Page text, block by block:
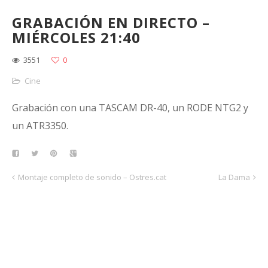
GRABACIÓN EN DIRECTO –
MIÉRCOLES 21:40
3551
0
Cine
Grabación con una TASCAM DR-40, un RODE NTG2 y
un ATR3350.
Montaje completo de sonido – Ostres.cat La Dama